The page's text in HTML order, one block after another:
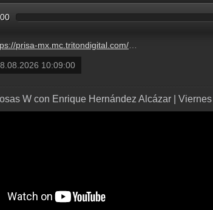
NEGOCIOS_W_W_RADIO_4202_P/media/mcv/wradiomexico/multimedia/20260808/5061470_160955_audio_128.mp3?dest=negocios_w
10:09:00
W con Enrique Hernández Alcázar |